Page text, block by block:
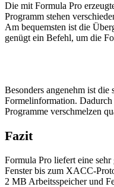
Die mit Formula Pro
Programm stehen
Am bequemsten ist die
genügt ein Befehl, um die
Besonders angenehm ist
Formelinformation. Dadurch
Programme verschmelzen
Fazit
Formula Pro liefert eine
Fenster bis zum XACC-
2 MB Arbeitsspeicher und